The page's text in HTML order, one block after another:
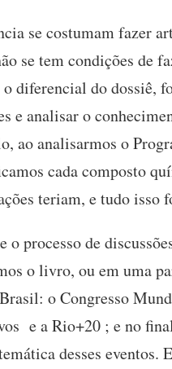
se costumam fazer
se tem condições de
diferencial do dossiê,
e analisar o
ao analisarmos o
cada composto
teriam, e tudo isso
o processo de
o livro, ou em uma
o Congresso
e a Rio+20 ; e no
desses